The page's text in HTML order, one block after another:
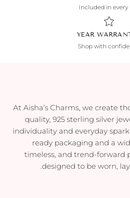
Included in every
Shop with
At Aisha’s Charms, we create
quality, 925 sterling silver
individuality and everyday
ready packaging and a
timeless, and trend-forward
designed to be worn,